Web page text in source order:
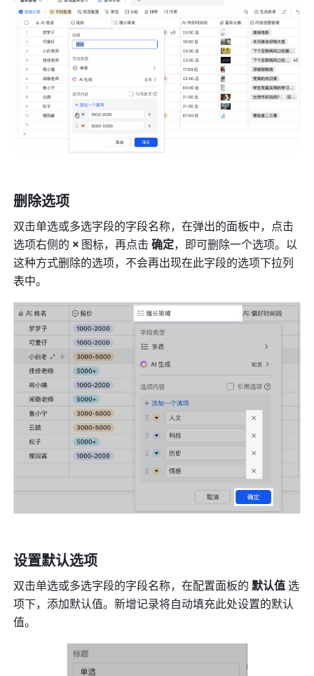
删除选项
双击单选或多选字段的字段名称，在弹出的面板中，点击
选项右侧的 × 图标，再点击 确定，即可删除一个选项。以
这种方式删除的选项，不会再出现在此字段的选项下拉列
表中。
设置默认选项
双击单选或多选字段的字段名称，在配置面板的 默认值 选
项下，添加默认值。新增记录将自动填充此处设置的默认
值。